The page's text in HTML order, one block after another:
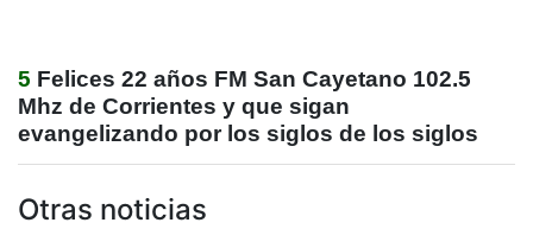
5 Felices 22 años FM San Cayetano 102.5
Mhz de Corrientes y que sigan
evangelizando por los siglos de los siglos
Otras noticias